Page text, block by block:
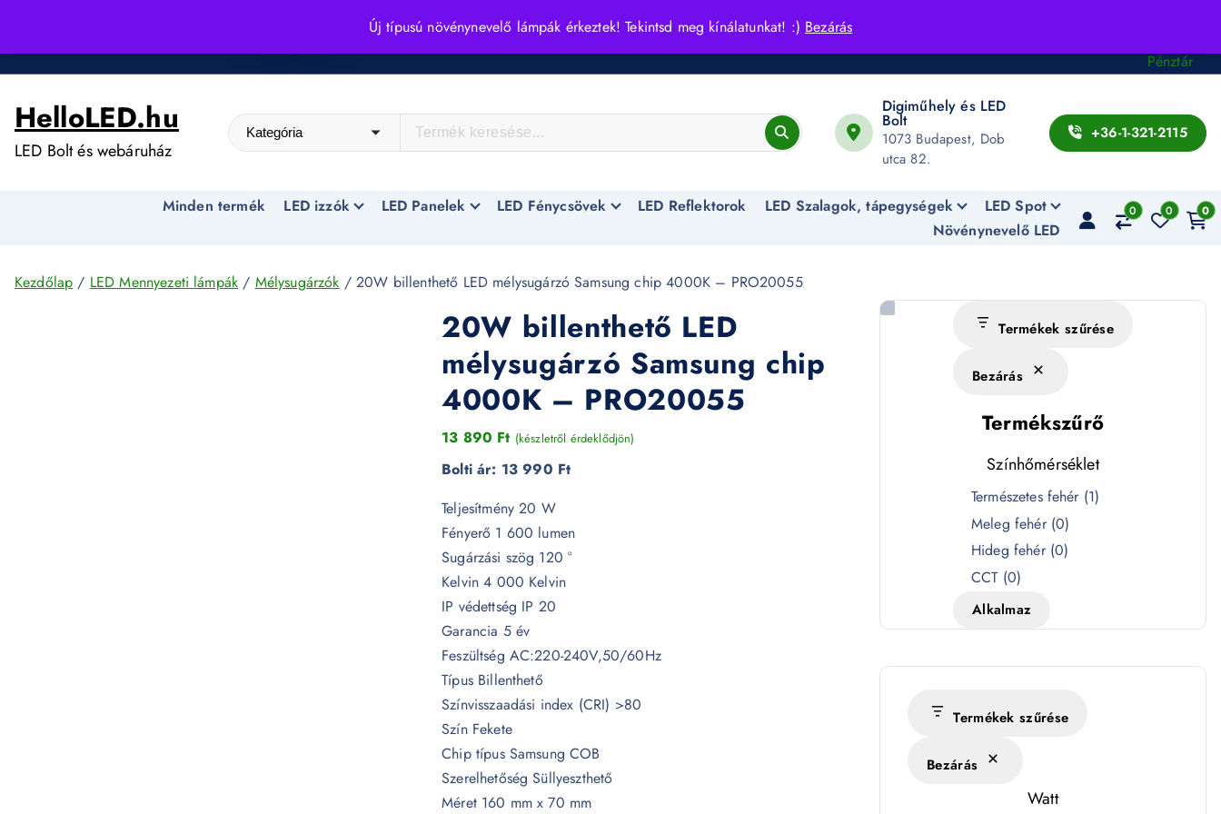
Új típusú növénynevelő lámpák érkeztek! Tekintsd meg kínálatunkat! :) Bezárás
i
Pénztár
HelloLED.hu
LED Bolt és webáruház
Digiműhely és LED
Bolt
1073 Budapest, Dob
utca 82.
+36-1-321-2115
Minden termék LED izzók LED Panelek LED Fénycsövek LED Reflektorok LED Szalagok, tápegységek
LED Spot
Növénynevelő LED
0 0 0
Kezdőlap / LED Mennyezeti lámpák / Mélysugárzók / 20W billenthető LED mélysugárzó Samsung chip 4000K – PRO20055
20W billenthető LED
mélysugárzó Samsung chip
4000K – PRO20055
13 890 Ft (készletről érdeklődjön)
Bolti ár: 13 990 Ft
Teljesítmény 20 W
Fényerő 1 600 lumen
Sugárzási szög 120 °
Kelvin 4 000 Kelvin
IP védettség IP 20
Garancia 5 év
Feszültség AC:220-240V,50/60Hz
Típus Billenthető
Színvisszaadási index (CRI) >80
Szín Fekete
Chip típus Samsung COB
Szerelhetőség Süllyeszthető
Méret 160 mm x 70 mm
Termékek szűrése
Bezárás
Termékszűrő
Színhőmérséklet
é
s
k
Természetes fehér (1)
Meleg fehér (0)
Hideg fehér (0)
CCT (0)
Alkalmaz
Termékek szűrése
Bezárás
Watt